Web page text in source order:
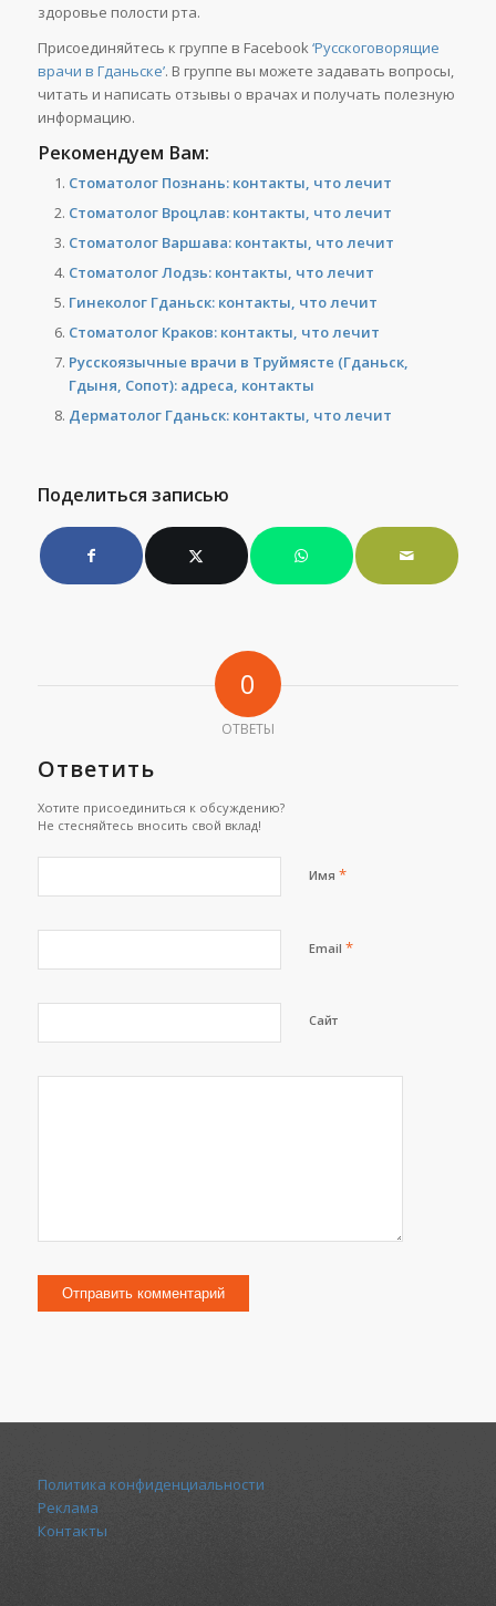
здоровье полости рта.
Присоединяйтесь к группе в Facebook‘Русскоговорящие
врачи в Гданьске’. В группе вы можете задавать вопросы,
читать и написать отзывы о врачах и получать полезную
информацию.
Рекомендуем Вам:
Стоматолог Познань: контакты, что лечит
Стоматолог Вроцлав: контакты, что лечит
Стоматолог Варшава: контакты, что лечит
Стоматолог Лодзь: контакты, что лечит
Гинеколог Гданьск: контакты, что лечит
Стоматолог Краков: контакты, что лечит
Русскоязычные врачи в Труймясте (Гданьск,
Гдыня, Сопот): адреса, контакты
Дерматолог Гданьск: контакты, что лечит
Поделиться записью
0
ОТВЕТЫ
Ответить
Хотите присоединиться к обсуждению?
Не стесняйтесь вносить свой вклад!
Имя *
Email *
Сайт
Политика конфиденциальности
Реклама
Контакты